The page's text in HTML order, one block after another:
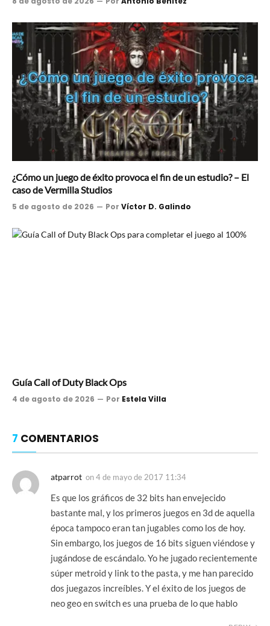
¿Cómo un juego de éxito provoca el fin de un estudio? – El
caso de Vermilla Studios
5 de agosto de 2026 Por Víctor D. Galindo
Guía Call of Duty Black Ops
4 de agosto de 2026 Por Estela Villa
7 COMENTARIOS
atparrot on4 de mayo de 2017 11:34
Es que los gráficos de 32 bits han envejecido
bastante mal, y los primeros juegos en 3d de aquella
época tampoco eran tan jugables como los de hoy.
Sin embargo, los juegos de 16 bits siguen viéndose y
jugándose de escándalo. Yo he jugado recientemente
súper metroid y link to the pasta, y me han parecido
dos juegazos increíbles. Y el éxito de los juegos de
neo geo en switch es una prueba de lo que hablo